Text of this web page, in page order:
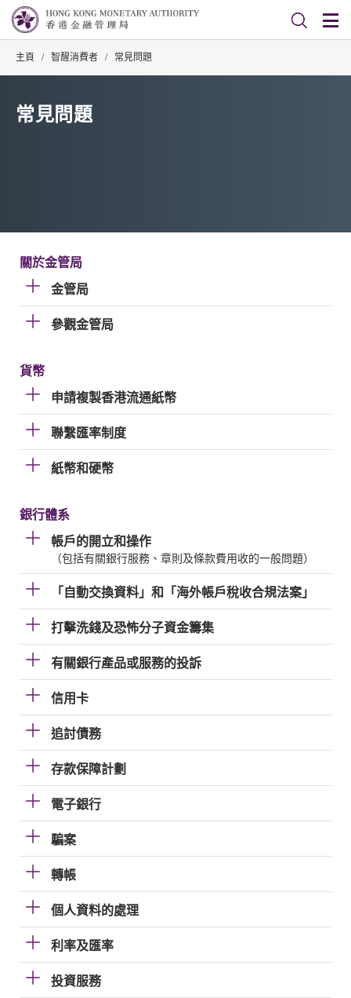
主頁 / 智醒消費者 / 常見問題
常見問題
關於金管局
金管局
參觀金管局
貨幣
申請複製香港流通紙幣
聯繫匯率制度
紙幣和硬幣
銀行體系
帳戶的開立和操作
（包括有關銀行服務、章則及條款費用收的一般問題）
「自動交換資料」和「海外帳戶稅收合規法案」
打擊洗錢及恐怖分子資金籌集
有關銀行產品或服務的投訴
信用卡
追討債務
存款保障計劃
電子銀行
騙案
轉帳
個人資料的處理
利率及匯率
投資服務